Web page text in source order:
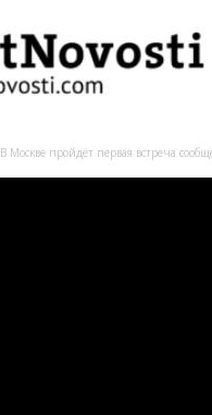
В Москве пройдёт первая встреча